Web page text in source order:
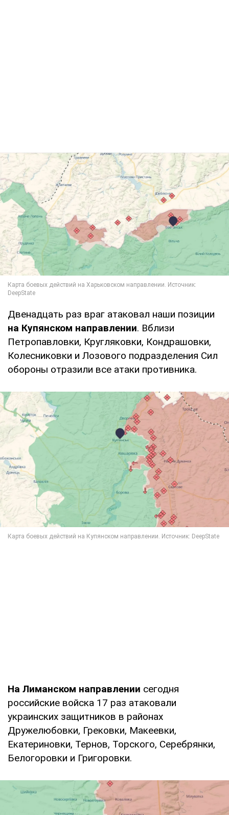
Двенадцать раз враг атаковал наши позиции
на Купянском направлении. Вблизи
Петропавловки, Кругляковки, Кондрашовки,
Колесниковки и Лозового подразделения Сил
обороны отразили все атаки противника.
На Лиманском направлении сегодня
российские войска 17 раз атаковали
украинских защитников в районах
Дружелюбовки, Грековки, Макеевки,
Екатериновки, Тернов, Торского, Серебрянки,
Белогоровки и Григоровки.